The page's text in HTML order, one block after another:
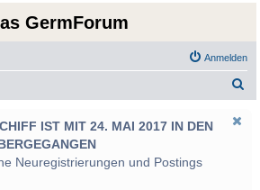
GermForum
Anmelden
IST MIT 24. MAI 2017 IN DEN
Neuregistrierungen und Postings